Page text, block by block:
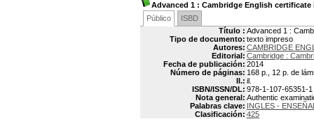
Advanced 1 : Cambridge English
Público
ISBD
Título : Advanced 1 :
Tipo de documento: texto impreso
Autores: CAMBRIDGE
Editorial: Cambridge :
Fecha de publicación: 2014
Número de páginas: 168 p., 12 p. de
Il.: il.
ISBN/ISSN/DL: 978-1-107-65351-1
Nota general: Authentic
Palabras clave: INGLES -
Clasificación: 425